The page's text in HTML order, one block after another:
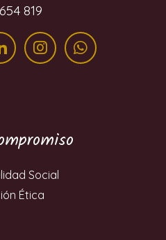
819
Social
Ética